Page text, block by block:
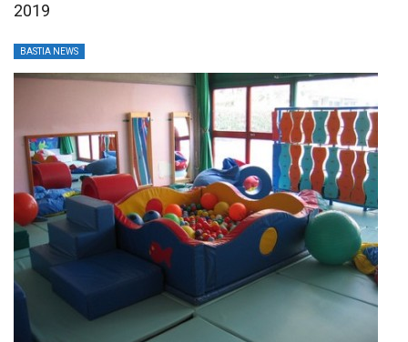
2019
BASTIA NEWS